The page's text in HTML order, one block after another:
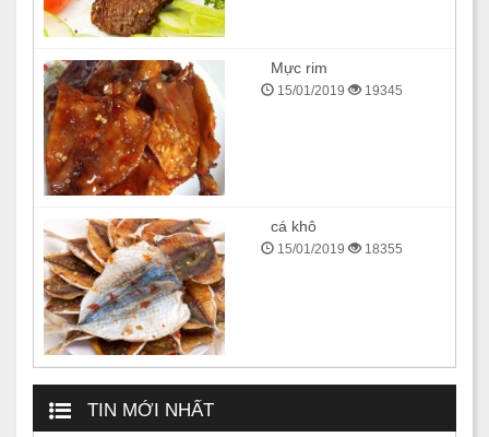
Mực rim
15/01/2019 19345
cá khô
15/01/2019 18355
TIN MỚI NHẤT